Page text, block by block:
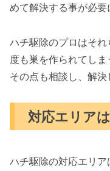
めて解決する事が必要
ハチ駆除のプロはそ
度も巣を作られてし
その点も相談し、解決
対応エリア
ハチ駆除の対応エリ